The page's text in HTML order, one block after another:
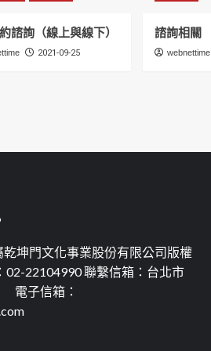
諮詢（線上與線下）
2021-09-25
諮詢相關
webnettime
坤門文化事業股份有限公司版權
02-22104990 聯繫信箱：台北市
電子信箱：